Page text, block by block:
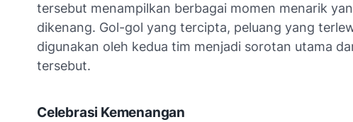
tersebut menampilkan berbagai momen menarik
dikenang. Gol-gol yang tercipta, peluang yang
digunakan oleh kedua tim menjadi sorotan utama
tersebut.
Celebrasi Kemenangan